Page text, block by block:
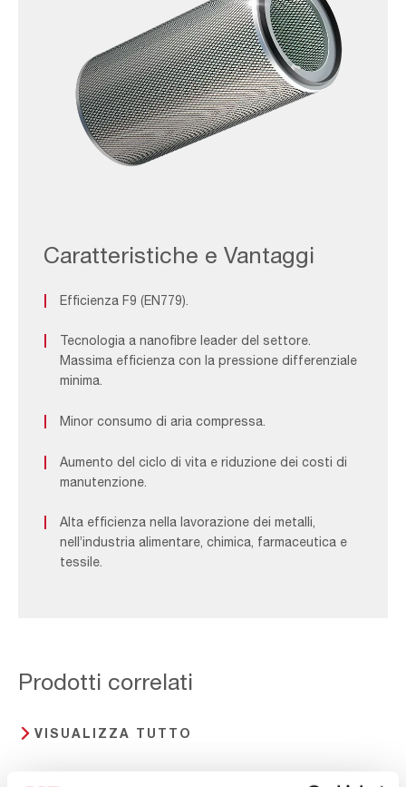
Parts_NFR-
Caratteristiche e Vantaggi
Efficienza F9 (EN779).
Tecnologia a nanofibre leader del settore.
Massima efficienza con la pressione differenziale
minima.
Minor consumo di aria compressa.
Aumento del ciclo di vita e riduzione dei costi di
manutenzione.
Alta efficienza nella lavorazione dei metalli,
nell’industria alimentare, chimica, farmaceutica e
tessile.
Prodotti correlati
VISUALIZZA TUTTO